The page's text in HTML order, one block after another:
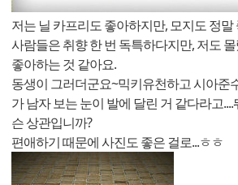
저는 닐 카프리도 좋아하지만, 모지도 정말
사람들은 취향 한 번 독특하다지만, 저도
좋아하는 것 같아요.
동생이 그러더군요~믹키유천하고 시아준
가 남자 보는 눈이 발에 달린 거 같다라고
슨 상관입니까?
편애하기 때문에 사진도 좋은 걸로...ㅎㅎ